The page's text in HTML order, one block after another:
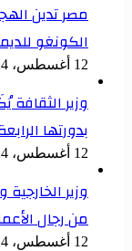
مصر تدين
الكونغو
12 أغسطس، 2024
وزير الثقافة
بدورتها الرابعة
12 أغسطس، 2024
وزير
من رجال
12 أغسطس، 2024